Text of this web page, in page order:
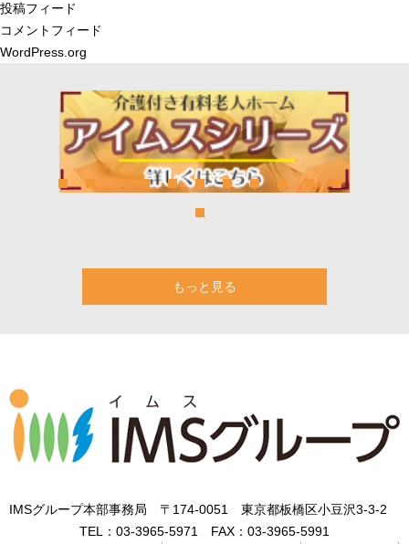
投稿フィード
コメントフィード
WordPress.org
もっと見る
IMSグループ本部事務局 〒174-0051 東京都板橋区小豆沢3-3-2
TEL： 03-3965-5971 FAX： 03-3965-5991